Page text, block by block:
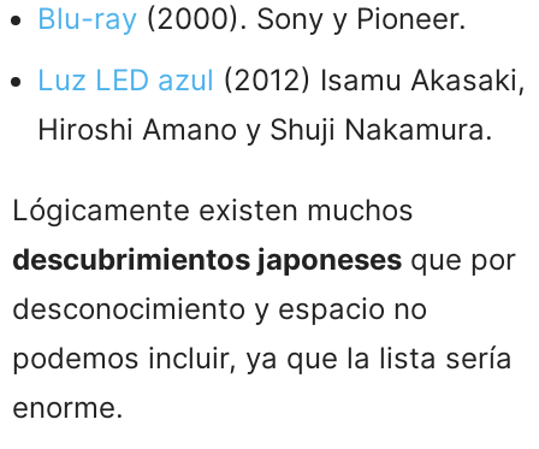
Blu-ray (2000). Sony y Pioneer.
Luz LED azul (2012) Isamu Akasaki,
Hiroshi Amano y Shuji Nakamura.
Lógicamente existen muchos
descubrimientos japoneses que por
desconocimiento y espacio no
podemos incluir, ya que la lista sería
enorme.